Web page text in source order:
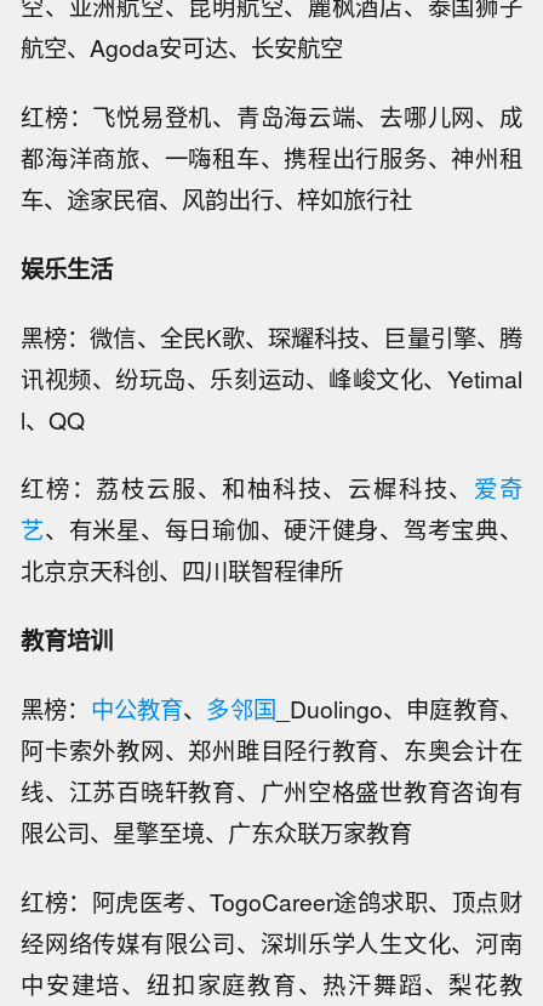
航空、Agoda安可达、长安航空
红榜：飞悦易登机、青岛海云端、去哪儿网、成
都海洋商旅、一嗨租车、携程出行服务、神州租
车、途家民宿、风韵出行、梓如旅行社
娱乐生活
黑榜：微信、全民K歌、琛耀科技、巨量引擎、腾
讯视频、纷玩岛、乐刻运动、峰峻文化、Yetimal
l、QQ
红榜：荔枝云服、和柚科技、云樨科技、 爱奇
艺、有米星、每日瑜伽、硬汗健身、驾考宝典、
北京京天科创、四川联智程律所
教育培训
黑榜： 中公教育、 多邻国 _Duolingo、申庭教育、
阿卡索外教网、郑州雎目陉行教育、东奥会计在
线、江苏百晓轩教育、广州空格盛世教育咨询有
限公司、星擎至境、广东众联万家教育
红榜：阿虎医考、TogoCareer途鸽求职、顶点财
经网络传媒有限公司、深圳乐学人生文化、河南
中安建培、纽扣家庭教育、热汗舞蹈、梨花教